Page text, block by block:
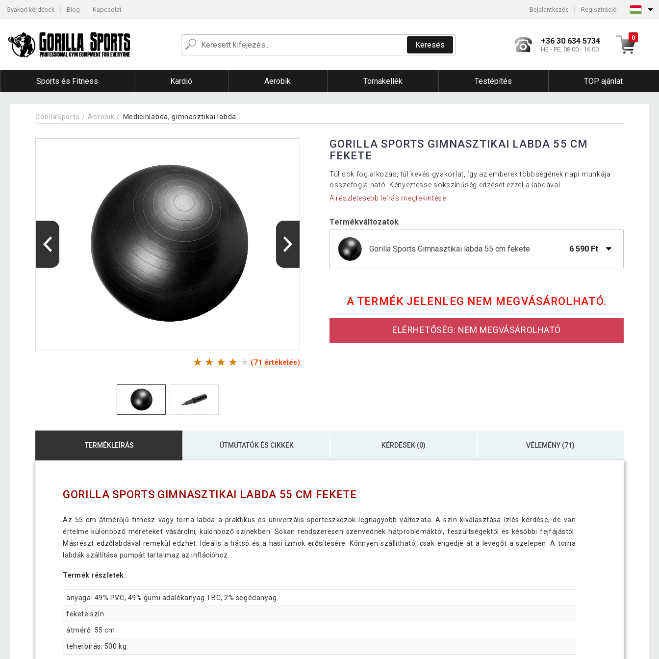
Gyakori kérdések Blog Kapcsolat Bejelentkezés Regisztráció
Keresés +36 30 634 5734
HÉ - PÉ, 08:00 - 16:00
0
Sports és Fitness Kardió Aerobik Tornakellék Testépítés TOP ajánlat
GorillaSports Aerobik Medicinlabda, gimnasztikai labda
(71 értékelés)
GORILLA SPORTS GIMNASZTIKAI LABDA 55 CM
FEKETE
Túl sok foglalkozás, túl kevés gyakorlat, így az emberek többségének napi munkája
összefoglalható. Kényeztesse sokszínűség edzését ezzel a labdával
A részletesebb leírás megtekintése
Termékváltozatok
Gorilla Sports Gimnasztikai labda 55 cm fekete 6 590 Ft
Gorilla Sports Gimnasztikai labda 55 cm piros 7 090 Ft
A TERMÉK JELENLEG NEM MEGVÁSÁROLHATÓ.
ELÉRHETŐSÉG: NEM MEGVÁSÁROLHATÓ
TERMÉKLEÍRÁS ÚTMUTATÓK ÉS CIKKEK KÉRDÉSEK (0) VÉLEMÉNY (71)
GORILLA SPORTS GIMNASZTIKAI LABDA 55 CM FEKETE
Az 55 cm átmérőjű fitnesz vagy torna labda a praktikus és univerzális sporteszközök legnagyobb változata. A szín kiválasztása ízlés kérdése, de van
értelme különböző méreteket vásárolni, különböző színekben. Sokan rendszeresen szenvednek hátproblémáktól, feszültségektől és későbbi fejfájástól.
Másrészt edzőlabdával remekül edzhet. Ideális a hátsó és a hasi izmok erősítésére. Könnyen szállítható, csak engedje át a levegőt a szelepen. A torna
labdák szállítása pumpát tartalmaz az inflációhoz.
Termék részletek:
anyaga: 49% PVC, 49% gumi adalékanyag TBC, 2% segédanyag
fekete szín
átmérő: 55 cm
teherbírás: 500 kg